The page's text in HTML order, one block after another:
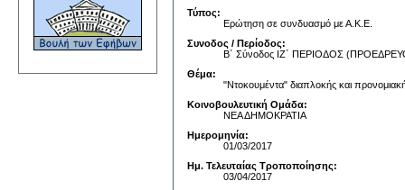
Τύπος:
Ερώτηση σε συνδυασμό με Α.Κ.Ε.
Συνοδος / Περίοδος:
Β΄ Σύνοδος ΙΖ΄ ΠΕΡΙΟΔΟΣ
Θέμα:
"Ντοκουμέντα" διαπλοκής και
Κοινοβουλευτική Ομάδα:
ΝΕΑ ΔΗΜΟΚΡΑΤΙΑ
Ημερομηνία:
01/03/2017
Ημ. Τελευταίας Τροποποίησης:
03/04/2017